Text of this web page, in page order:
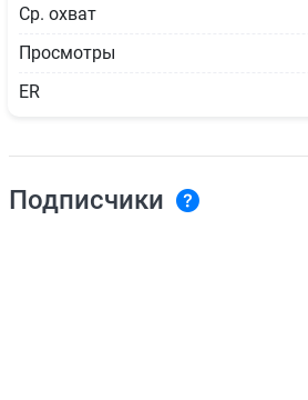
Ср. охват
Просмотры
ER
Подписчики